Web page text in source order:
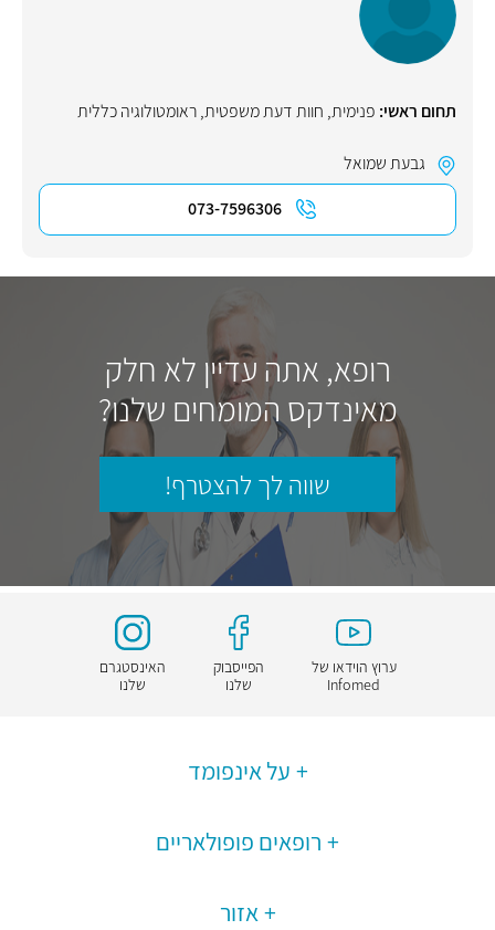
תחום ראשי: פנימית, חוות דעת משפטית,ראומטולוגיה כללית
גבעת שמואל
073-7596306
רופא, אתה עדיין לא חלק
מאינדקס המומחים שלנו?
שווה לך להצטרף!
ערוץ הוידאו של
Infomed
הפייסבוק
שלנו
האינסטגרם
שלנו
על אינפומד
רופאים פופולאריים
אזור